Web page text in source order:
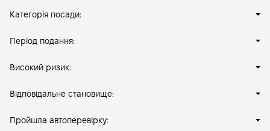
Категорія посади:
Період подання:
Високий ризик:
Відповідальне становище:
Пройшла автоперевірку: